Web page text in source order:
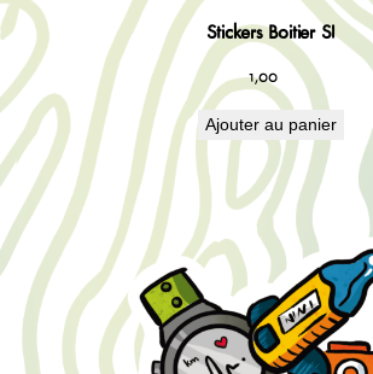
Stickers Boitier SI
1,00
Ajouter au panier